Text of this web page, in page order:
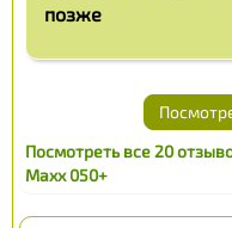
позже
Посмотреть все 20
Maxx 050+